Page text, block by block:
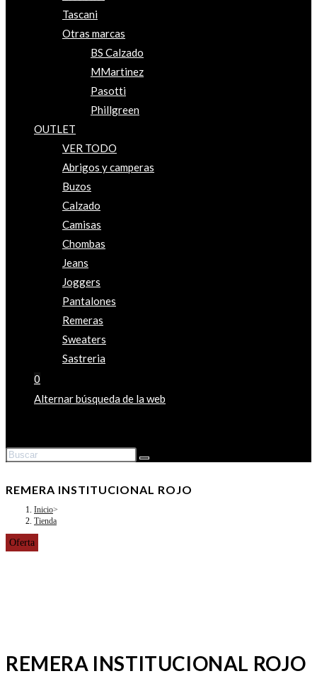
Tascani
Otras marcas
BS Calzado
MMartinez
Pasotti
Phillgreen
OUTLET
VER TODO
Abrigos y camperas
Buzos
Calzado
Camisas
Chombas
Jeans
Joggers
Pantalones
Remeras
Sweaters
Sastreria
0
Alternar búsqueda de la web
REMERA INSTITUCIONAL ROJO
Inicio>
Tienda
Oferta
REMERA INSTITUCIONAL ROJO